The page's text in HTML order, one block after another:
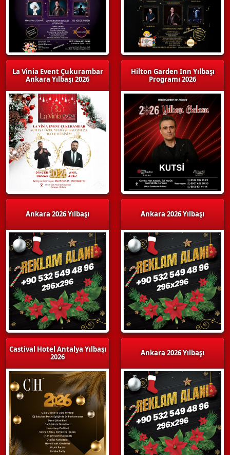
La Vinia Event Çukurambar
Ankara Yılbaşı 2026
Ankara 2026 Yılbaşı
Castival Hotel Antalya Yılbaşı
2026
Hilton Garden Inn Yılbaşı
Programı 2026
Ankara 2026 Yılbaşı
Ankara 2026 Yılbaşı